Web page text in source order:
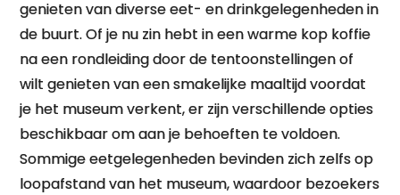
genieten van diverse eet- en drinkgelegenheden in
de buurt. Of je nu zin hebt in een warme kop koffie
na een rondleiding door de tentoonstellingen of
wilt genieten van een smakelijke maaltijd voordat
je het museum verkent, er zijn verschillende opties
beschikbaar om aan je behoeften te voldoen.
Sommige eetgelegenheden bevinden zich zelfs op
loopafstand van het museum, waardoor bezoekers